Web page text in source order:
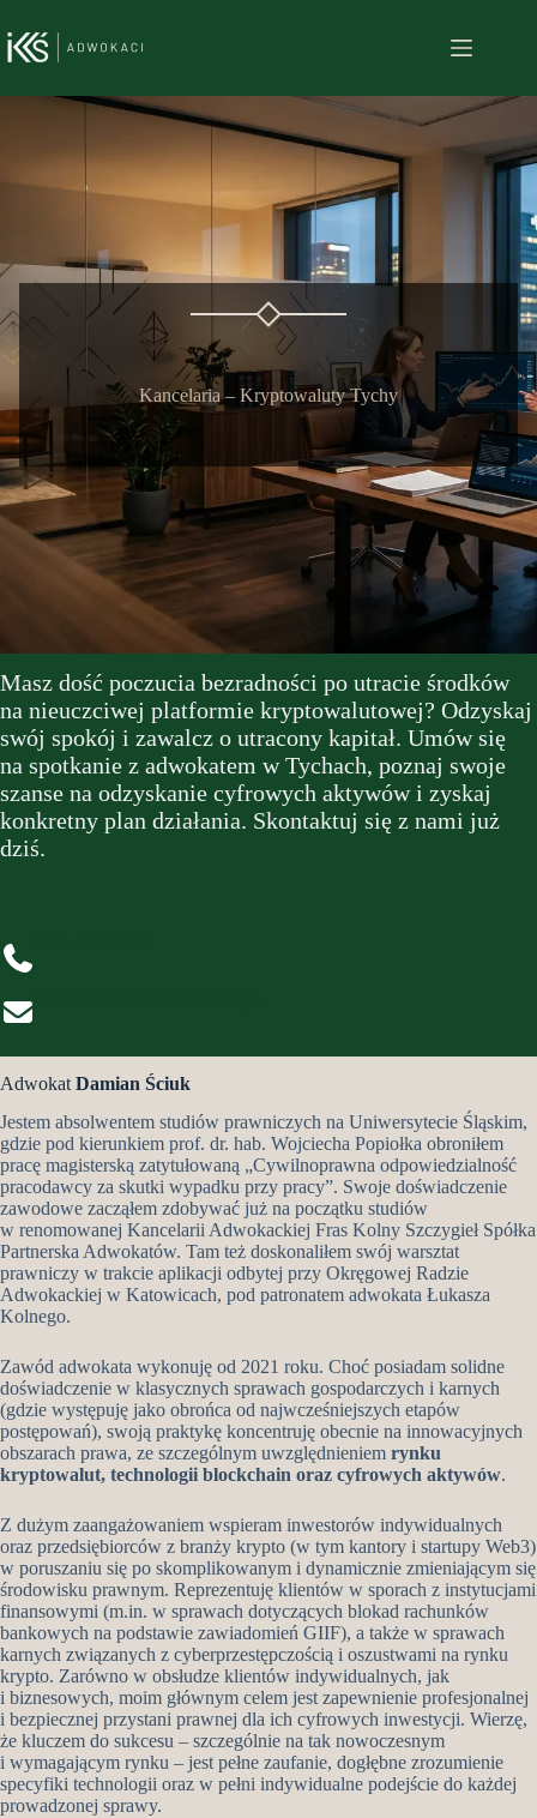
do
treści
Kancelaria – Kryptowaluty Tychy
Masz dość poczucia bezradności po utracie środków
na nieuczciwej platformie kryptowalutowej? Odzyskaj
swój spokój i zawalcz o utracony kapitał. Umów się
na spotkanie z adwokatem w Tychach, poznaj swoje
szanse na odzyskanie cyfrowych aktywów i zyskaj
konkretny plan działania. Skontaktuj się z nami już
dziś.
Adwokat Damian Ściuk
Jestem absolwentem studiów prawniczych na Uniwersytecie Śląskim,
gdzie pod kierunkiem prof. dr. hab. Wojciecha Popiołka obroniłem
pracę magisterską zatytułowaną „Cywilnoprawna odpowiedzialność
pracodawcy za skutki wypadku przy pracy”. Swoje doświadczenie
zawodowe zacząłem zdobywać już na początku studiów
w renomowanej Kancelarii Adwokackiej Fras Kolny Szczygieł Spółka
Partnerska Adwokatów. Tam też doskonaliłem swój warsztat
prawniczy w trakcie aplikacji odbytej przy Okręgowej Radzie
Adwokackiej w Katowicach, pod patronatem adwokata Łukasza
Kolnego.
Zawód adwokata wykonuję od 2021 roku. Choć posiadam solidne
doświadczenie w klasycznych sprawach gospodarczych i karnych
(gdzie występuję jako obrońca od najwcześniejszych etapów
postępowań), swoją praktykę koncentruję obecnie na innowacyjnych
obszarach prawa, ze szczególnym uwzględnieniem rynku
kryptowalut, technologii blockchain oraz cyfrowych aktywów.
Z dużym zaangażowaniem wspieram inwestorów indywidualnych
oraz przedsiębiorców z branży krypto (w tym kantory i startupy Web3)
w poruszaniu się po skomplikowanym i dynamicznie zmieniającym się
środowisku prawnym. Reprezentuję klientów w sporach z instytucjami
finansowymi (m.in. w sprawach dotyczących blokad rachunków
bankowych na podstawie zawiadomień GIIF), a także w sprawach
karnych związanych z cyberprzestępczością i oszustwami na rynku
krypto. Zarówno w obsłudze klientów indywidualnych, jak
i biznesowych, moim głównym celem jest zapewnienie profesjonalnej
i bezpiecznej przystani prawnej dla ich cyfrowych inwestycji. Wierzę,
że kluczem do sukcesu – szczególnie na tak nowoczesnym
i wymagającym rynku – jest pełne zaufanie, dogłębne zrozumienie
specyfiki technologii oraz w pełni indywidualne podejście do każdej
prowadzonej sprawy.